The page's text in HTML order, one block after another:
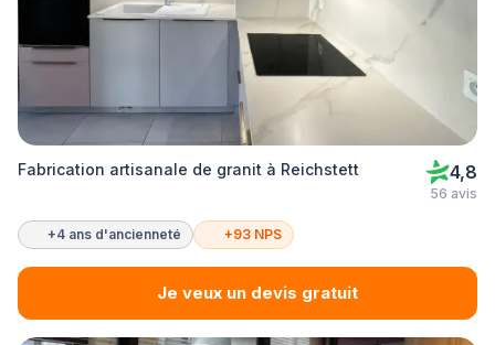
Fabrication artisanale de granit à Reichstett 4,8
56 avis
+4 ans d'ancienneté +93 NPS
Je veux un devis gratuit